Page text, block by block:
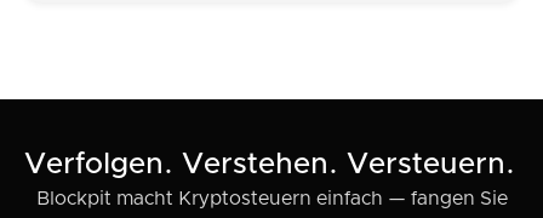
Verfolgen. Verstehen. Versteuern.
Blockpit macht Kryptosteuern einfach — fangen Sie